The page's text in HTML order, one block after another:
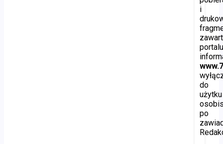
i
do
użytku
po